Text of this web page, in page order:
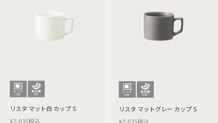
リスタ マット白 カップ S
¥2,035税込
リスタ マットグレー カップ S
¥2,035税込